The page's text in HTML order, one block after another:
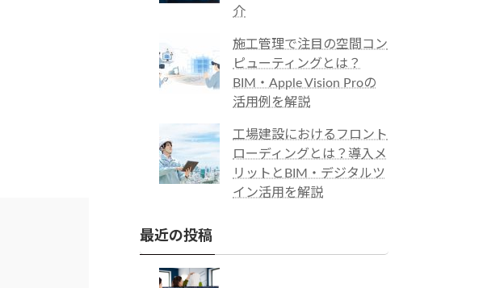
介
施工管理で注目の空間コン
ピューティングとは？
BIM・Apple Vision Proの
活用例を解説
工場建設におけるフロント
ローディングとは？導入メ
リットとBIM・デジタルツ
イン活用を解説
最近の投稿